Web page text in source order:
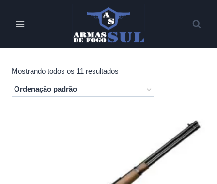
Mostrando todos os 11 resultados